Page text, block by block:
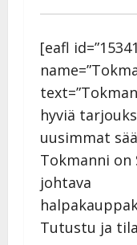
[eafl
hyviä
uusimmat
Tokmanni on
johtava
Tutustu ja